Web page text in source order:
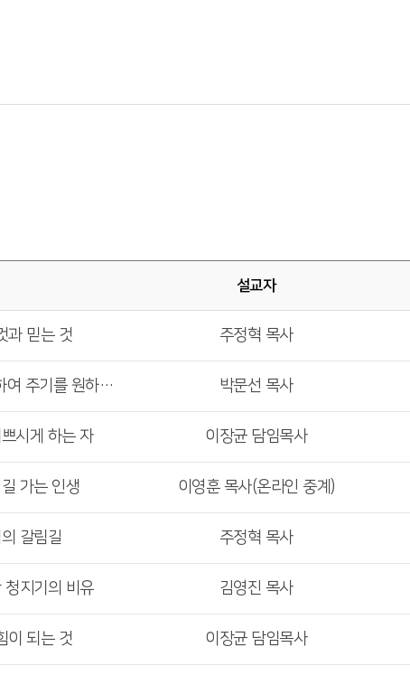
설교자
과 믿는 것 주정혁 목사
<주일 6부 예배> 네게 무엇을 하여 주기를 원하느냐 박문선 목사
시게 하는 자 이장균 담임목사
가는 인생 이영훈 목사(온라인 중계)
갈림길 주정혁 목사
지기의 비유 김영진 목사
이 되는 것 이장균 담임목사